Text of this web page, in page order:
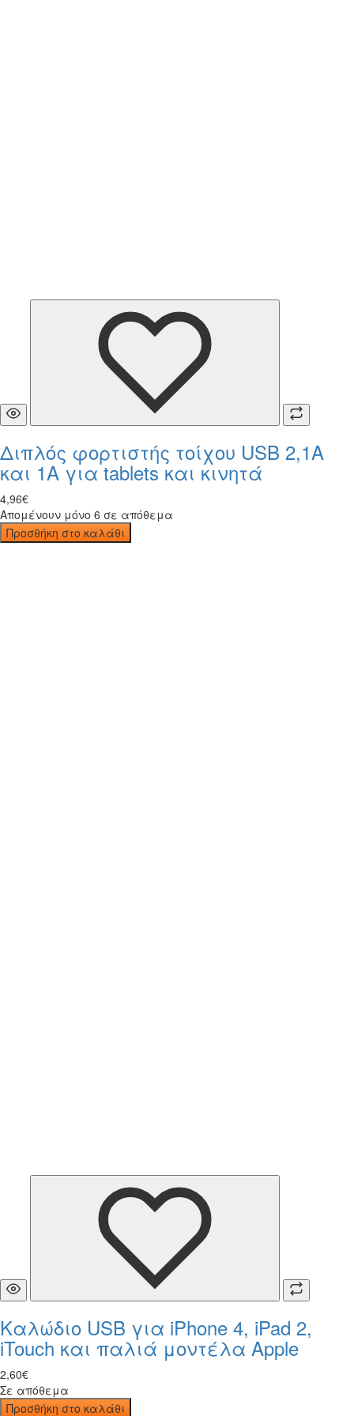
Διπλός φορτιστής τοίχου USB 2,1A
και 1A για tablets και κινητά
4,96€
Απομένουν μόνο 6 σε απόθεμα
Προσθήκη στο καλάθι
Καλώδιο USB για iPhone 4, iPad 2,
iTouch και παλιά μοντέλα Apple
2,60€
Σε απόθεμα
Προσθήκη στο καλάθι